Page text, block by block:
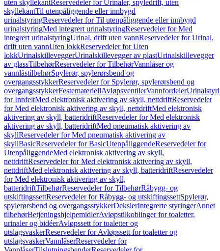
uten skyllekantReservedeler for Urinaler, spyledrift, uten
skyllekantTil utenpåliggende eller innbygd
urinalstyringReservedeler for Til utenpåliggende eller innbygd
urinalstyringMed integrert urinalstyringReservedeler for Med
integrert urinalstyringUrinal, drift uten vannReservedeler for Urinal,
drift uten vannUten lokkReservedeler for Uten
lokkUrinalskilleveggerUrinalskillevegger av plastUrinalskillevegger
av glassTilbehørReservedeler for TilbehørVannlåser og
vannlåstilbehørSpylerør, spylerørsbend og
overgangsstykkerReservedeler for Spylerør, spylerørsbend og
overgangsstykkerFestemateriellAvløpsventilerVannfordeler
for InnfeltMed elektronisk aktivering av skyll, nettdriftReservedeler
for Med elektronisk aktivering av skyll, nettdriftMed elektronisk
aktivering av skyll, batteridriftReservedeler for Med elektronisk
aktivering av skyll, batteridriftMed pneumatisk aktivering av
skyllReservedeler for Med pneumatisk aktivering av
skyllBasicReservedeler for BasicUtenpåliggendeReservedeler for
UtenpåliggendeMed elektronisk aktivering av skyll,
nettdriftReservedeler for Med elektronisk aktivering av skyll,
nettdriftMed elektronisk aktivering av skyll, batteridriftReservedeler
for Med elektronisk aktivering av skyll,
batteridriftTilbehørReservedeler for TilbehørRåbygg- og
utskiftingssettReservedeler for Råbygg- og utskiftingssettSpylerør,
spylerørsbend og overgangsstykkerDekslerIntegrerte styringerAnnet
tilbehørBetjeningshjelpemidlerAvløpstilkoblinger for toaletter,
urinaler og bidéerAvløpssett for toaletter og
utslagsvaskerReservedeler for Avløpssett for toaletter og
utslagsvaskerVannlåserReservedeler for